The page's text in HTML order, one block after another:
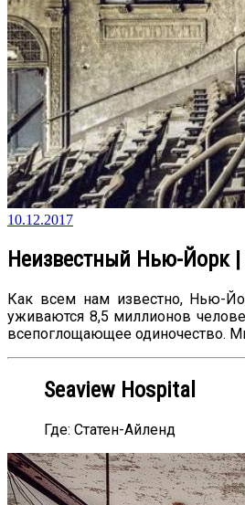
10.12.2017
Неизвестный Нью-Йорк
Как всем нам известно, Нью-
уживаются 8,5 миллионов
всепоглощающее одиночество.
Seaview Hospital
Где: Статен-Айленд